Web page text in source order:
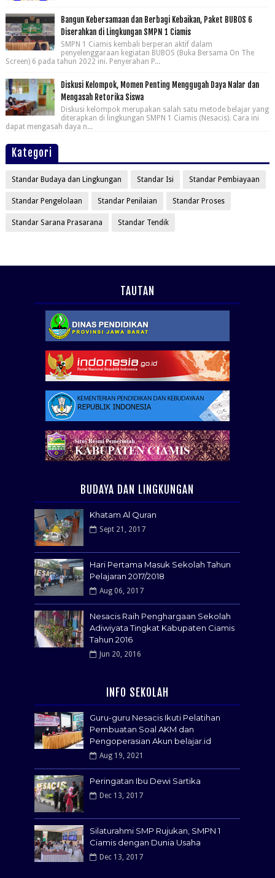
Bangun Kebersamaan dan Berbagi Kebaikan, Paket BUBOS 6
Diserahkan di Lingkungan SMPN 1 Ciamis
SMPN 1 Ciamis kembali berperan aktif dalam
penyelenggaraan kegiatan BUBOS (Buka Bersama On The
Screen) 6 pada tahun 2022 ini. Penyerahan P...
Diskusi Kelompok, Momen Penting Menggugah Daya Nalar dan
Mengasah Retorika Siswa
Diskusi kelompok merupakan salah satu metode belajar yang
diterapkan di lingkungan SMPN 1 Ciamis (Nesacis). Cara ini
dapat mengasah daya n...
Kategori
Standar Budaya dan Lingkungan Standar Isi Standar Pembiayaan
Standar Pengelolaan Standar Penilaian Standar Proses
Standar Sarana Prasarana Standar Tendik
TAUTAN
BUDAYA DAN LINGKUNGAN
Khatam Al Quran
Sept 21, 2017
Hari Pertama Masuk Sekolah Tahun
Pelajaran 2017/2018
Aug 06, 2017
Nesacis Raih Penghargaan Sekolah
Adiwiyata Tingkat Kabupaten Ciamis
Tahun 2016
Jun 20, 2016
INFO SEKOLAH
Guru-guru Nesacis Ikuti Pelatihan
Pembuatan Soal AKM dan
Pengoperasian Akun belajar.id
Aug 19, 2021
Peringatan Ibu Dewi Sartika
Dec 13, 2017
Silaturahmi SMP Rujukan, SMPN 1
Ciamis dengan Dunia Usaha
Dec 13, 2017